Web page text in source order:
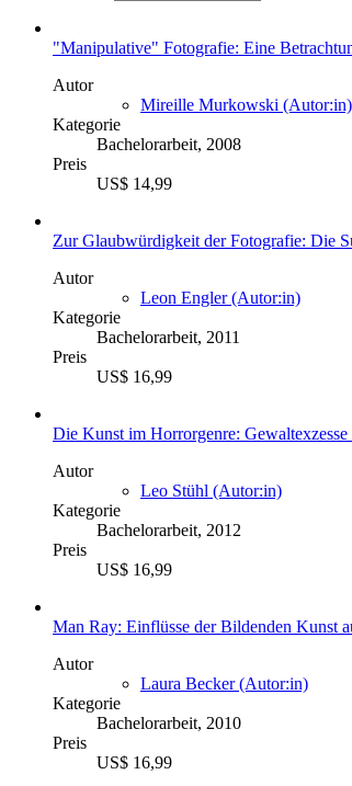
"Manipulative" Fotografie: Eine
Autor
Mireille Murkowski (Autor:in)
Kategorie
Bachelorarbeit, 2008
Preis
US$ 14,99
Zur Glaubwürdigkeit der Fotografie: Die
Autor
Leon Engler (Autor:in)
Kategorie
Bachelorarbeit, 2011
Preis
US$ 16,99
Die Kunst im Horrorgenre:
Autor
Leo Stühl (Autor:in)
Kategorie
Bachelorarbeit, 2012
Preis
US$ 16,99
Man Ray: Einflüsse der Bildenden Kunst
Autor
Laura Becker (Autor:in)
Kategorie
Bachelorarbeit, 2010
Preis
US$ 16,99